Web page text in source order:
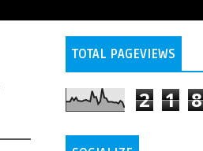
TOTAL PAGEVIEWS
2 1 8